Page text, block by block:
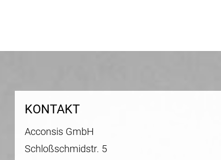
KONTAKT
Acconsis GmbH
Schloßschmidstr. 5